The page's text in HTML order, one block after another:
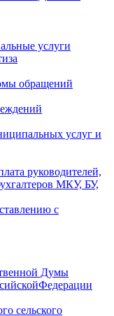
услуги
обращений
услуг и
руководителей,
МКУ, БУ,
с
Думы
сельского